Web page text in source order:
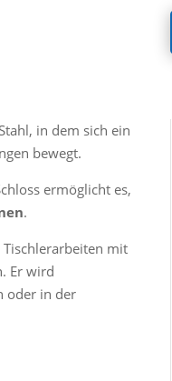
in dem sich ein
bewegt.
ermöglicht es,
.
mit
Er wird
oder in der